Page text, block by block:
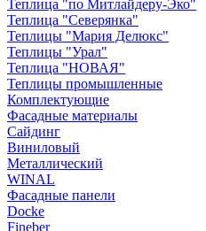
Теплица "по Митлайдеру-Эко"
Теплица "Северянка"
Теплицы "Мария Делюкс"
Теплицы "Урал"
Теплица "НОВАЯ"
Теплицы промышленные
Комплектующие
Фасадные материалы
Сайдинг
Виниловый
Металлический
WINAL
Фасадные панели
Docke
Fineber